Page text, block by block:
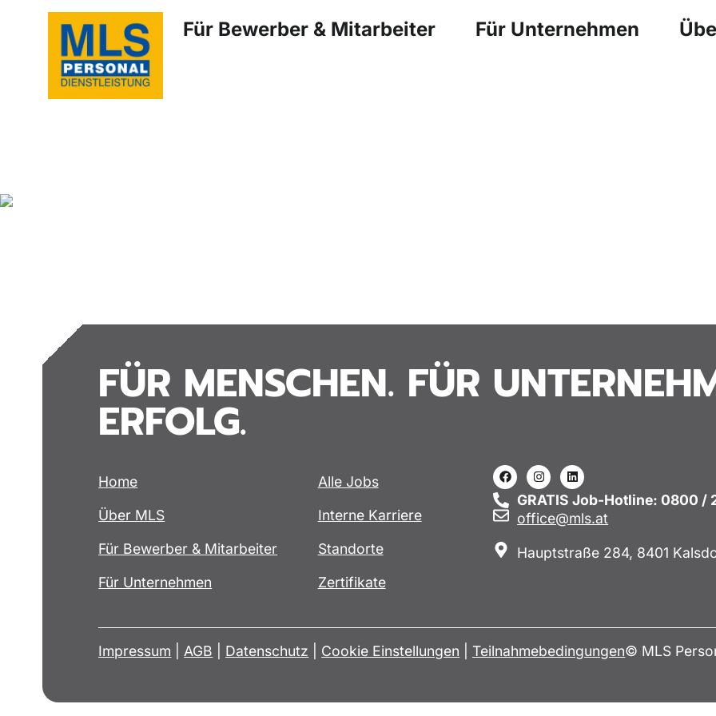
Für Bewerber & Mitarbeiter Für Unternehmen
FÜR MENSCHEN. FÜR
ERFOLG.
Home
Über MLS
Für Bewerber & Mitarbeiter
Für Unternehmen
Alle Jobs
Interne Karriere
Standorte
Zertifikate
GRATIS Job-Hotline: 0800 /
office@mls.at
Hauptstraße 284, 8401
© MLS
Impressum AGB Datenschutz Cookie Einstellungen Teilnahmebedingungen